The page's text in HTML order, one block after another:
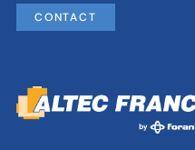
CONTACT